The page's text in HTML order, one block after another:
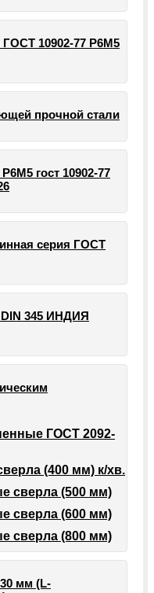
10902-77 Р6М5
прочной стали
гост 10902-77
серия ГОСТ
345 ИНДИЯ
ГОСТ 2092-
(400 мм) к/хв.
сверла (500 мм)
сверла (600 мм)
сверла (800 мм)
мм (L-